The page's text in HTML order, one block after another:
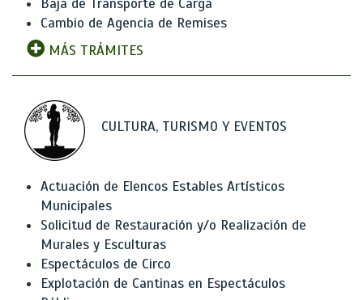
Baja de Transporte de Carga
Cambio de Agencia de Remises
MÁS TRÁMITES
CULTURA, TURISMO Y EVENTOS
Actuación de Elencos Estables Artísticos
Municipales
Solicitud de Restauración y/o Realización de
Murales y Esculturas
Espectáculos de Circo
Explotación de Cantinas en Espectáculos